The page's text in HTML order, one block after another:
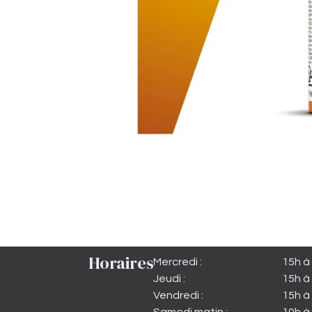
HorairesMercredi :
Jeudi :
Vendredi :
15h à
15h à
15h